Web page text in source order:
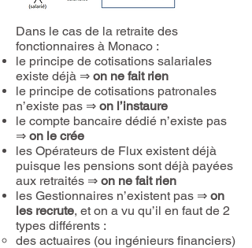
Dans le cas de la retraite des
fonctionnaires à Monaco :
le principe de cotisations salariales
existe déjà ⇒ on ne fait rien
le principe de cotisations patronales
n’existe pas ⇒ on l’instaure
le compte bancaire dédié n’existe pas
⇒ on le crée
les Opérateurs de Flux existent déjà
puisque les pensions sont déjà payées
aux retraités ⇒ on ne fait rien
les Gestionnaires n’existent pas ⇒ on
les recrute, et on a vu qu’il en faut de 2
types différents :
des actuaires (ou ingénieurs financiers)